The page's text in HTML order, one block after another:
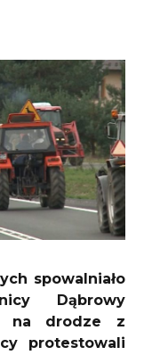
spowalniało
Dąbrowy
na drodze z
protestowali